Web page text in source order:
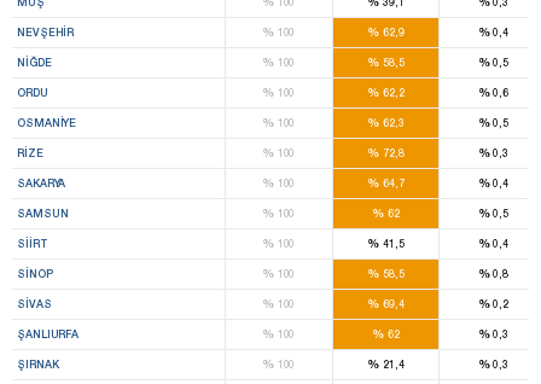
NEVŞEHIR %100 % 62,9 %0,4
NIĞDE %100 % 58,5 %0,5
ORDU %100 % 62,2 %0,6
OSMANIYE %100 % 62,3 %0,5
RIZE %100 % 72,8 %0,3
SAKARYA %100 % 64,7 %0,4
SAMSUN %100 % 62 %0,5
SIIRT %100 % 41,5 %0,4
SINOP %100 % 58,5 %0,8
SIVAS %100 % 69,4 %0,2
ŞANLIURFA %100 % 62 %0,3
ŞIRNAK %100 % 21,4 %0,3